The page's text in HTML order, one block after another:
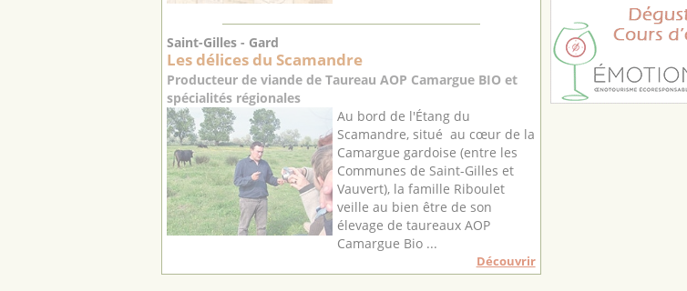
Saint-Gilles - Gard
Les délices du Scamandre
Producteur de viande de Taureau AOP Camargue BIO et
spécialités régionales
Au bord de l'Étang du
Scamandre, situé au cœur de la
Camargue gardoise (entre les
Communes de Saint-Gilles et
Vauvert), la famille Riboulet
veille au bien être de son
élevage de taureaux AOP
Camargue Bio ...
Découvrir